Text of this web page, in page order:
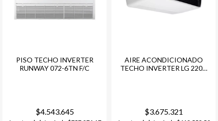
PISO TECHO INVERTER
RUNWAY 072-6TN F/C
$4.543.645
AIRE ACONDICIONADO
TECHO INVERTER LG 220V
$3.675.321